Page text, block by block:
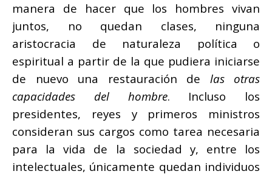
manera de hacer que los hombres vivan
juntos, no quedan clases, ninguna
aristocracia de naturaleza política o
espiritual a partir de la que pudiera iniciarse
de nuevo una restauración de las otras
capacidades del hombre. Incluso los
presidentes, reyes y primeros ministros
consideran sus cargos como tarea necesaria
para la vida de la sociedad y, entre los
intelectuales, únicamente quedan individuos